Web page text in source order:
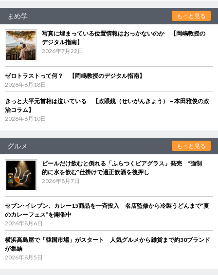
まめ学 もっと見る
写真に埋まっている位置情報はおっかないのか 【岡嶋教授の
デジタル指南】
2026年7月22日
ゼロトラストって何？ 【岡嶋教授のデジタル指南】
2026年6月18日
きっと大平元首相は泣いている 【政眼鏡（せいがんきょう）－本田雅俊の政
治コラム】
2026年6月10日
グルメ もっと見る
ビールだけ飲むと倒れる「ふらつくビアグラス」発売 “強制
的に水を飲む”仕掛けで適正飲酒を後押し
2026年8月7日
セブン‐イレブン、カレー15商品を一斉投入 名店監修から冷製うどんまで“夏
のカレーフェス”を開催中
2026年8月6日
横浜高島屋で「韓国市場」がスタート 人気グルメから雑貨まで約30ブランド
が集結
2026年8月5日